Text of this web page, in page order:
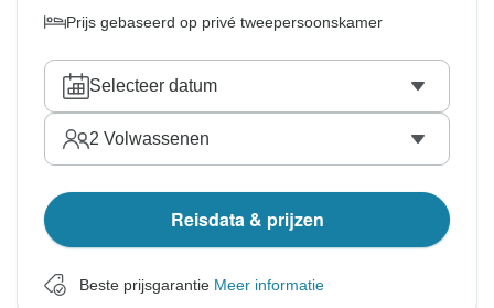
Prijs gebaseerd op privé tweepersoonskamer
Selecteer datum
2 Volwassenen
Reisdata & prijzen
Beste prijsgarantie Meer informatie